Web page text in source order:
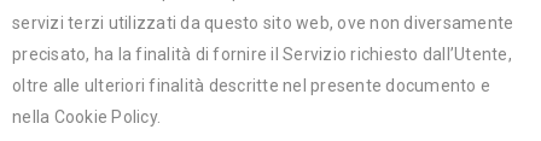
servizi terzi utilizzati da questo sito web, ove non diversamente
precisato, ha la finalità di fornire il Servizio richiesto dall’Utente,
oltre alle ulteriori finalità descritte nel presente documento e
nella Cookie Policy.